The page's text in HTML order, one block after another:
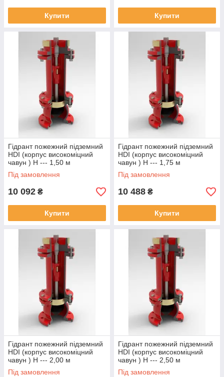
Купити Купити
Гідрант пожежний підземний
HDI (корпус високоміцний
чавун ) Н --- 1,50 м
Під замовлення
10 092 ₴
Купити
Гідрант пожежний підземний
HDI (корпус високоміцний
чавун ) Н --- 1,75 м
Під замовлення
10 488 ₴
Купити
Гідрант пожежний підземний
HDI (корпус високоміцний
чавун ) Н --- 2,00 м
Під замовлення
Гідрант пожежний підземний
HDI (корпус високоміцний
чавун ) Н --- 2,50 м
Під замовлення